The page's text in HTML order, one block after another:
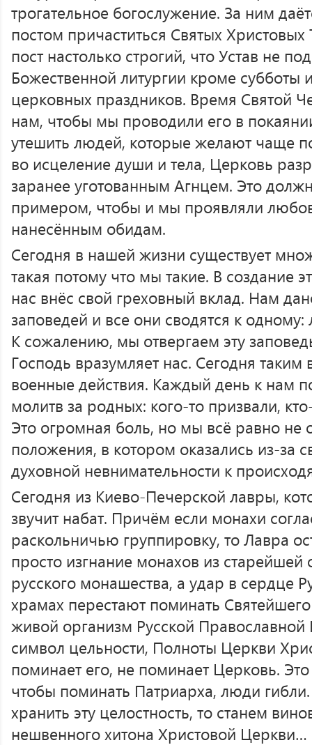
трогательное богослужение. За ним
постом причаститься Святых
пост настолько строгий, что Устав не
Божественной литургии кроме субботы
церковных праздников. Время Святой
нам, чтобы мы проводили его в
утешить людей, которые желают чаще
во исцеление души и тела, Церковь
заранее уготованным Агнцем. Это
примером, чтобы и мы проявляли
нанесённым обидам.
Сегодня в нашей жизни существует
такая потому что мы такие. В создание
нас внёс свой греховный вклад. Нам
заповедей и все они сводятся к
К сожалению, мы отвергаем эту
Господь вразумляет нас. Сегодня таким
военные действия. Каждый день к нам
молитв за родных: кого-то призвали,
Это огромная боль, но мы всё равно не
положения, в котором оказались из-за
духовной невнимательности к
Сегодня из Киево-Печерской лавры,
звучит набат. Причём если монахи
раскольничью группировку, то Лавра
просто изгнание монахов из старейшей
русского монашества, а удар в сердце
храмах перестают поминать
живой организм Русской
символ цельности, Полноты Церкви
поминает его, не поминает Церковь.
чтобы поминать Патриарха, люди
хранить эту целостность, то станем
нешвенного хитона Христовой Церкви…